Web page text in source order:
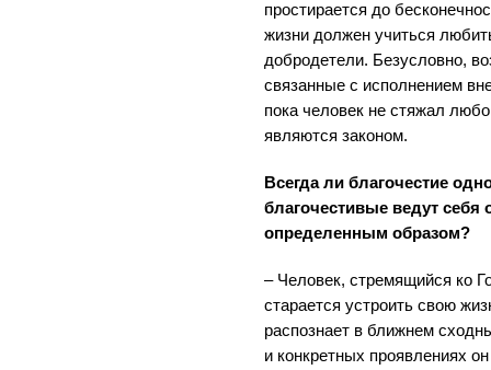
простирается до
жизни должен учиться
добродетели. Безусловно,
связанные с исполнением
пока человек не стяжал
являются законом.
Всегда ли благочестие
благочестивые ведут себя
определенным образом?
– Человек, стремящийся ко
старается устроить свою
распознает в ближнем
и конкретных проявлениях